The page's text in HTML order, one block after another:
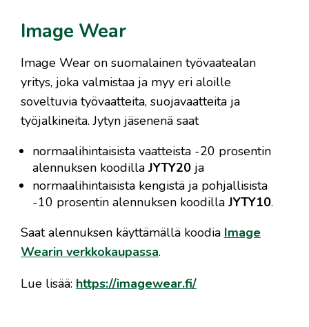
Image Wear
Image Wear on suomalainen työvaatealan
yritys, joka valmistaa ja myy eri aloille
soveltuvia työvaatteita, suojavaatteita ja
työjalkineita. Jytyn jäsenenä saat
normaalihintaisista vaatteista -20 prosentin
alennuksen koodilla JYTY20 ja
normaalihintaisista kengistä ja pohjallisista
-10 prosentin alennuksen koodilla JYTY10.
Saat alennuksen käyttämällä koodia Image
Wearin verkkokaupassa.
Lue lisää: https://imagewear.fi/